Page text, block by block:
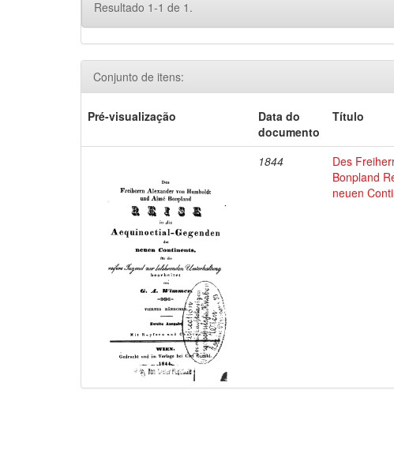
Resultado 1-1 de 1.
Conjunto de itens:
Pré-visualização
Data do
documento
Título
1844
Des
Bonpland
neuen